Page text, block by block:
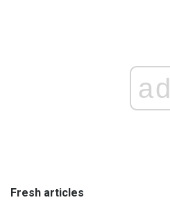
ad
Fresh articles